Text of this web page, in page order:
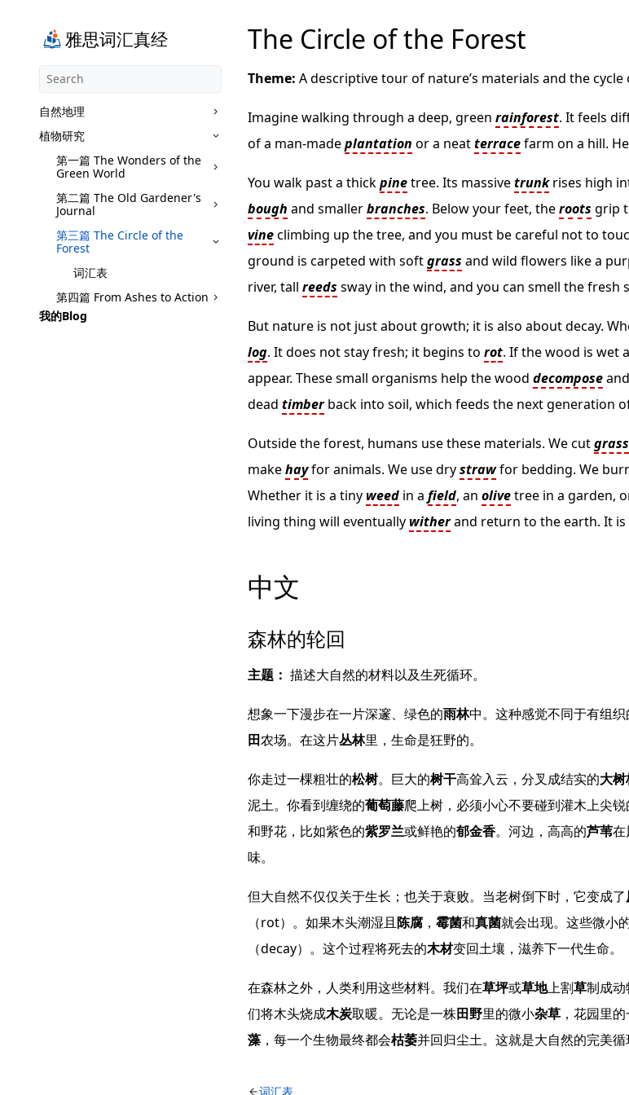
雅思词汇真经
自然地理
植物研究
第一篇 The Wonders of the
Green World
第二篇 The Old Gardener's
Journal
第三篇 The Circle of the
Forest
词汇表
第四篇 From Ashes to Action
我的Blog
The Circle of the Forest
Theme: A descriptive tour of nature’s materials and the
Imagine walking through a deep, green rainforest. It feels
of a man-madeplantation or a neatterracefarm on a hill.
You walk past a thickpinetree. Its massivetrunkrises high
bough and smallerbranches. Below your feet, theroots grip
vineclimbing up the tree, and you must be careful not to
ground is carpeted with softgrass and wild flowers like a
river, tall reeds sway in the wind, and you can smell the fresh
But nature is not just about growth; it is also about decay.
log. It does not stay fresh; it begins to rot. If the wood is wet
appear. These small organisms help the wood decomposeand
dead timberback into soil, which feeds the next generation
Outside the forest, humans use these materials. We cutgrass
makehayfor animals. We use drystrawfor bedding. We
Whether it is a tiny weed in a field, an olivetree in a garden,
living thing will eventually witherand return to the earth. It
中文
森林的轮回
主题： 描述大自然的材料以及生死循环。
想象一下漫步在一片深邃、绿色的雨林中。这种感觉不同于有组
田农场。在这片丛林里，生命是狂野的。
你走过一棵粗壮的松树。巨大的树干高耸入云，分叉成结实的大
泥土。你看到缠绕的葡萄藤爬上树，必须小心不要碰到灌木上尖锐
和野花，比如紫色的紫罗兰或鲜艳的郁金香。河边，高高的芦苇在
味。
但大自然不仅仅关于生长；也关于衰败。当老树倒下时，它变成了
（rot）。如果木头潮湿且陈腐 ， 霉菌和真菌就会出现。这些微小
（decay）。这个过程将死去的木材变回土壤，滋养下一代生命。
在森林之外，人类利用这些材料。我们在草坪或草地上割草制成
们将木头烧成木炭取暖。无论是一株田野里的微小杂草 ，花园里
藻 ，每一个生物最终都会枯萎并回归尘土。这就是大自然的完美循
词汇表